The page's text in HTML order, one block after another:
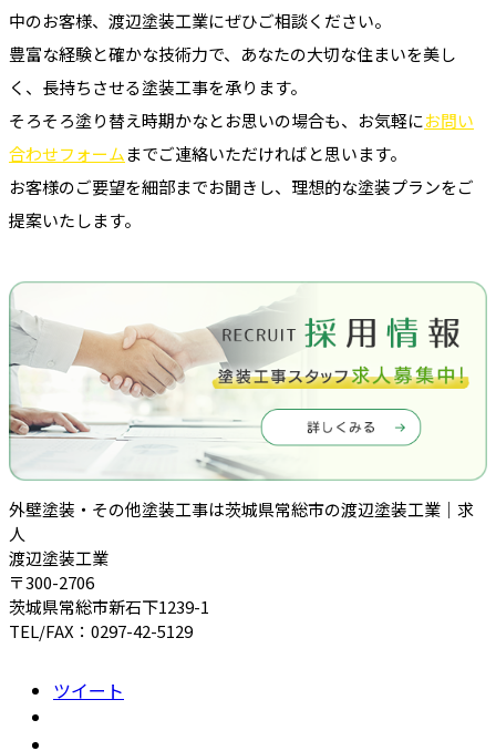
中のお客様、渡辺塗装工業にぜひご相談ください。
豊富な経験と確かな技術力で、あなたの大切な住まいを美し
く、長持ちさせる塗装工事を承ります。
そろそろ塗り替え時期かなとお思いの場合も、お気軽にお問い
合わせフォームまでご連絡いただければと思います。
お客様のご要望を細部までお聞きし、理想的な塗装プランをご
提案いたします。
外壁塗装・その他塗装工事は茨城県常総市の渡辺塗装工業｜求
人
渡辺塗装工業
〒300-2706
茨城県常総市新石下1239-1
TEL/FAX：0297-42-5129
ツイート